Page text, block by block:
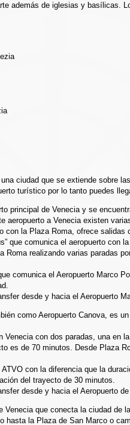
además de iglesias y basílicas.
ciudad que se extiende sobre
turístico por lo tanto puedes
principal de Venecia y se
aeropuerto a Venecia existen
con la Plaza Roma, ofrece
que comunica el aeropuerto con
Roma realizando varias paradas
comunica el Aeropuerto Marco
desde y hacia el Aeropuerto
como Aeropuerto Canova, es
Venecia con dos paradas, una en
es de 70 minutos. Desde Plaza
con la diferencia que la
del trayecto de 30 minutos.
desde y hacia el Aeropuerto
Venecia que conecta la ciudad de
la Plaza de San Marco o